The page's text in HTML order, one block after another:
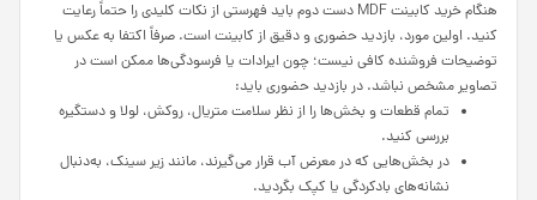
هنگام خرید کابینت MDF دست دوم باید فهرستی از نکات کلیدی را حتماً رعایت
کنید. اولین مورد، بازدید حضوری و دقیق از کابینت است. صرفاً اکتفا به عکس یا
توضیحات فروشنده کافی نیست؛ چون ایرادات یا فرسودگی‌ها ممکن است در
تصاویر مشخص نباشد. در بازدید حضوری باید:
تمام قطعات و بخش‌ها را از نظر سلامت متریال، روکش، لولا و دستگیره
بررسی کنید.
در بخش‌هایی که در معرض آب قرار می‌گیرند، مانند زیر سینک، به‌دنبال
نشانه‌های بادکردگی یا کپک بگردید.